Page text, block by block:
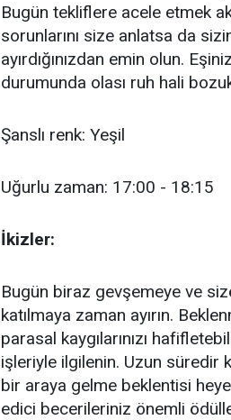
Bugün tekliflere acele etmek
sorunlarını size anlatsa da
ayırdığınızdan emin olun.
durumunda olası ruh hali
Şanslı renk: Yeşil
Uğurlu zaman: 17:00 - 18:15
İkizler:
Bugün biraz gevşemeye ve
katılmaya zaman ayırın.
parasal kaygılarınızı
işleriyle ilgilenin. Uzun süredir
bir araya gelme beklentisi
edici becerileriniz önemli